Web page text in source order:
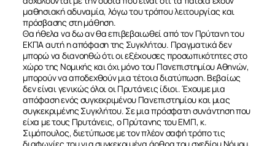
μαθησιακή αδυναμία, λόγω του τρόπου λειτουργίας και
πρόσβασης στη μάθηση.
Θα ήθελα να δω αν θα επιβεβαιωθεί από τον Πρύτανη του
ΕΚΠΑ αυτή η απόφαση της Συγκλήτου. Πραγματικά δεν
μπορώ να διανοηθώ ότι οι εξέχουσες προσωπικότητες στο
χώρο της Νομικής και όχι μόνο του Πανεπιστημίου Αθηνών,
μπορούν να αποδεχθούν μια τέτοια διατύπωση. Βεβαίως
δεν είναι γενικώς όλοι οι Πρυτάνεις ίδιοι. Έχουμε μια
απόφαση ενός συγκεκριμένου Πανεπιστημίου και μιας
συγκεκριμένης Συγκλήτου. Σε μια πρόσφατη συνάντηση που
είχα με τους Πρυτάνεις, ο Πρύτανης του ΕΜΠ, κ.
Σιμόπουλος, διετύπωσε με τον πλέον σαφή τρόπο τις
διαφωνίες του για συγκεκριμένα άρθρα του σχεδίου Νόμου,